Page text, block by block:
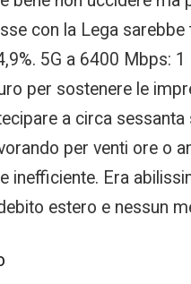
con la Lega
5G a 6400 Mbps:
per sostenere le
a circa
per venti ore o
Era
estero e nessun